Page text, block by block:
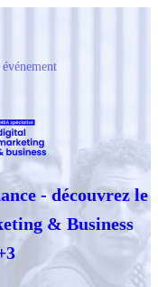
- découvrez le
& Business